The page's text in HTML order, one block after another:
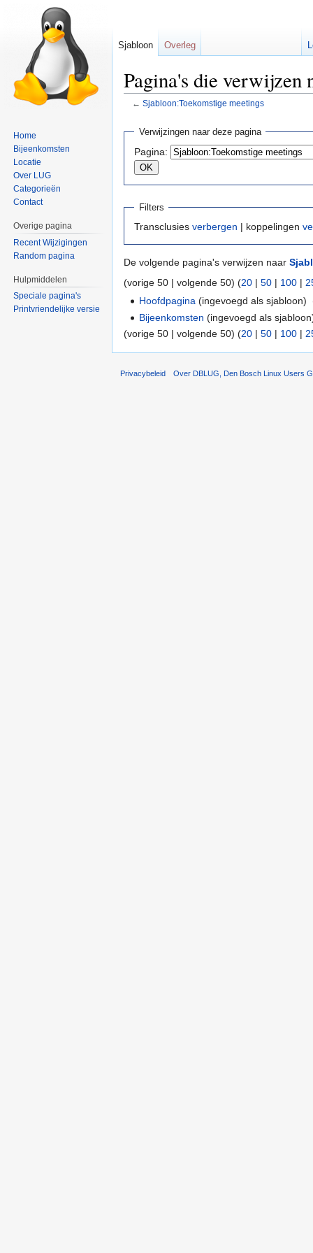
Pagina's die verwijzen
← Sjabloon:Toekomstige meetings
Naar
springen
Naar
springen
Verwijzingen naar deze pagina
Pagina:
Filters
Transclusies verbergen | koppelingen
De volgende pagina's verwijzen naar
(vorige 50 | volgende 50) (20 | 50 | 100 |
Hoofdpagina (ingevoegd als sjabloon) ‎
Bijeenkomsten (ingevoegd als
(vorige 50 | volgende 50) (20 | 50 | 100 |
Sjabloon Overleg
Home
Bijeenkomsten
Locatie
Over LUG
Categorieën
Contact
Overige pagina
Recent Wijzigingen
Random pagina
Hulpmiddelen
Speciale pagina's
Printvriendelijke versie
Privacybeleid Over DBLUG, Den Bosch Linux Users